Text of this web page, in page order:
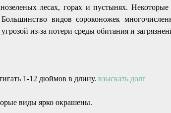
лесах, горах и пустынях.
видов сороконожек
из-за потери среды обитания и
1-12 дюймов в длину. взыскать долг
виды ярко окрашены.